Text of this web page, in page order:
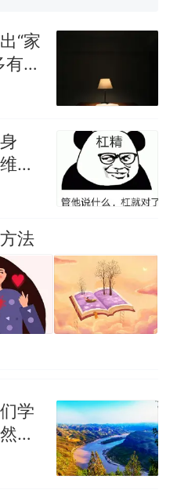
1天等它长大：挖了
获鲨鱼徒手将其拽
者直呼震惊 （视频
被第二名传话劝弃考
放菜刀的女孩，因
跟我回家”改写了人
子饺子，美国怕什
“家
这
方
法
学
过